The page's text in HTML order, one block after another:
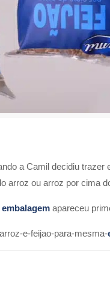
a Camil decidiu
arroz ou arroz por cima
embalagemapareceu
e-feijao-para-mesma-